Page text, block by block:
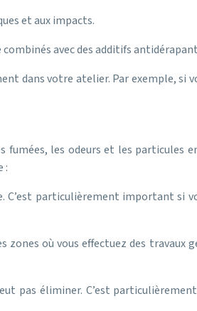
et aux impacts.
avec des additifs
dans votre atelier. Par exemple, si
les odeurs et les particules
:
C’est particulièrement important si
où vous effectuez des travaux
pas éliminer. C’est